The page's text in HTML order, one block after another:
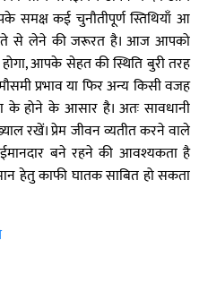
कई चुनौतीपूर्ण स्तिथियाँ आ
से लेने की जरूरत है। आज आपको
आपके सेहत की स्थिति बुरी तरह
प्रभाव या फिर अन्य किसी वजह
के होने के आसार है। अतः सावधानी
रखें। प्रेम जीवन व्यतीत करने वाले
बने रहने की आवश्यकता है
हेतु काफी घातक साबित हो सकता